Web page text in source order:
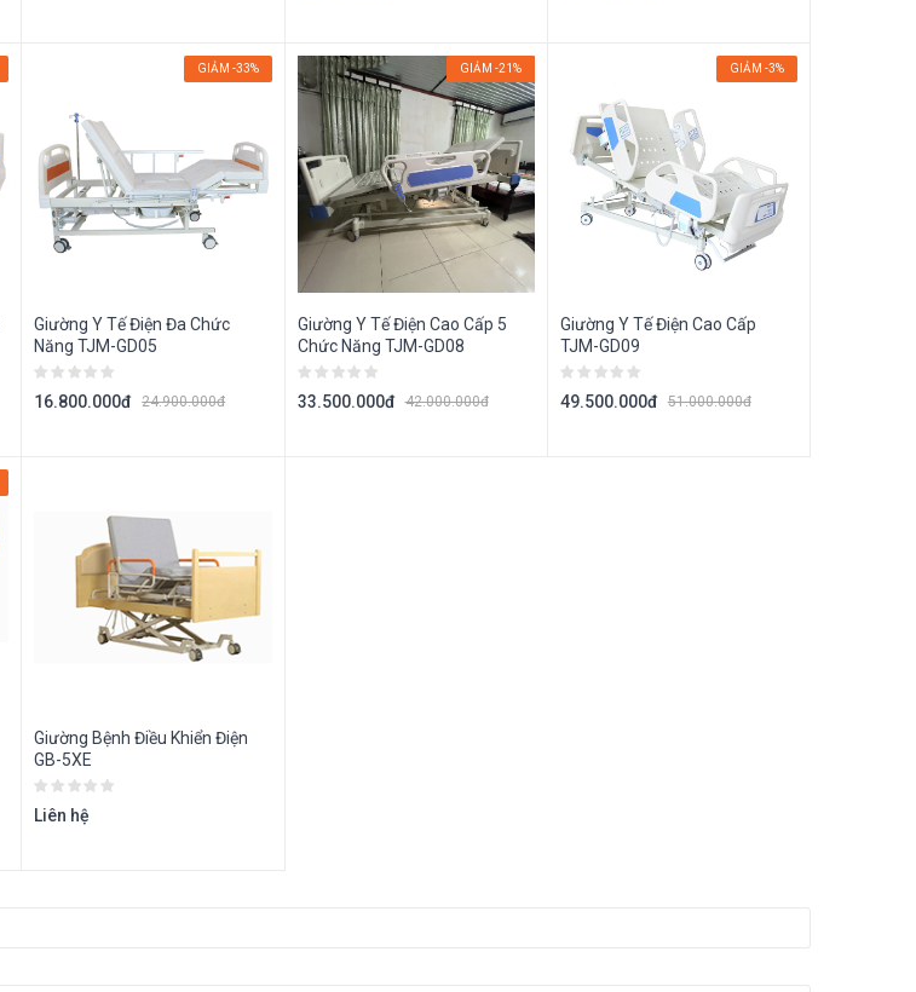
GIẢM -33%
Giường Y Tế Điện Đa Chức
Năng TJM-GD05
16.800.000đ 24.900.000đ
GIẢM -21%
Giường Y Tế Điện Cao Cấp 5
Chức Năng TJM-GD08
33.500.000đ 42.000.000đ
GIẢM -3%
Giường Y Tế Điện Cao Cấp
TJM-GD09
49.500.000đ 51.000.000đ
Giường Bệnh Điều Khiển Điện
GB-5XE
Liên hệ